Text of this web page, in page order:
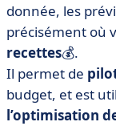
• Comment
entreprise ?
• Un outil pour
• Suivi
donnée, les
précisément où
recettes💰.
Il permet de
budget, et est
l’optimisation